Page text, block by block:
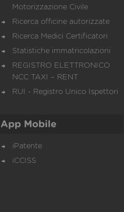
Motorizzazione Civile
Ricerca officine autorizzate
Ricerca Medici Certificatori
Statistiche immatricolazioni
REGISTRO ELETTRONICO
NCC TAXI – RENT
RUI - Registro Unico Ispettori
App Mobile
iPatente
iCCISS